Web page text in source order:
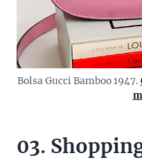
Bolsa Gucci Bamboo 1947.
03.